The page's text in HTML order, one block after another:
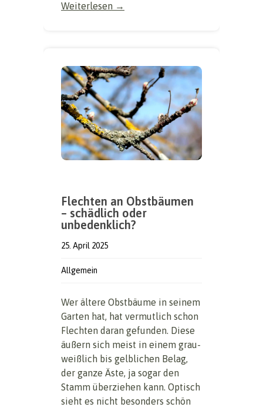
Weiterlesen →
Flechten an Obstbäumen
– schädlich oder
unbedenklich?
25. April 2025
Allgemein
Wer ältere Obstbäume in seinem
Garten hat, hat vermutlich schon
Flechten daran gefunden. Diese
äußern sich meist in einem grau-
weißlich bis gelblichen Belag,
der ganze Äste, ja sogar den
Stamm überziehen kann. Optisch
sieht es nicht besonders schön